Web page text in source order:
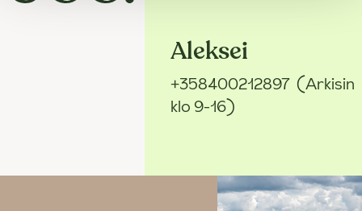
Aleksei
+358400212897 (Arkisin
klo 9-16)